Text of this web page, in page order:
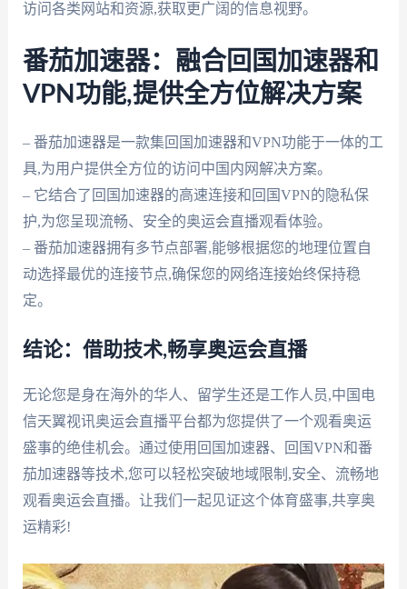
访问各类网站和资源,获取更广阔的信息视野。
番茄加速器：融合回国加速器和
VPN功能,提供全方位解决方案
– 番茄加速器是一款集回国加速器和VPN功能于一体的工
具,为用户提供全方位的访问中国内网解决方案。
– 它结合了回国加速器的高速连接和回国VPN的隐私保
护,为您呈现流畅、安全的奥运会直播观看体验。
– 番茄加速器拥有多节点部署,能够根据您的地理位置自
动选择最优的连接节点,确保您的网络连接始终保持稳
定。
结论：借助技术,畅享奥运会直播
无论您是身在海外的华人、留学生还是工作人员,中国电
信天翼视讯奥运会直播平台都为您提供了一个观看奥运
盛事的绝佳机会。通过使用回国加速器、回国VPN和番
茄加速器等技术,您可以轻松突破地域限制,安全、流畅地
观看奥运会直播。让我们一起见证这个体育盛事,共享奥
运精彩!